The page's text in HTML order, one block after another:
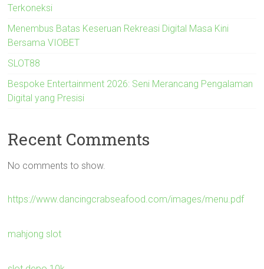
Terkoneksi
Menembus Batas Keseruan Rekreasi Digital Masa Kini
Bersama VIOBET
SLOT88
Bespoke Entertainment 2026: Seni Merancang Pengalaman
Digital yang Presisi
Recent Comments
No comments to show.
https://www.dancingcrabseafood.com/images/menu.pdf
mahjong slot